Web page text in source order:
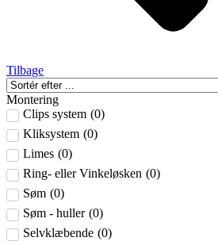
Tilbage
Montering
Clips system (0)
Kliksystem (0)
Limes (0)
Ring- eller Vinkeløsken (0)
Søm (0)
Søm - huller (0)
Selvklæbende (0)